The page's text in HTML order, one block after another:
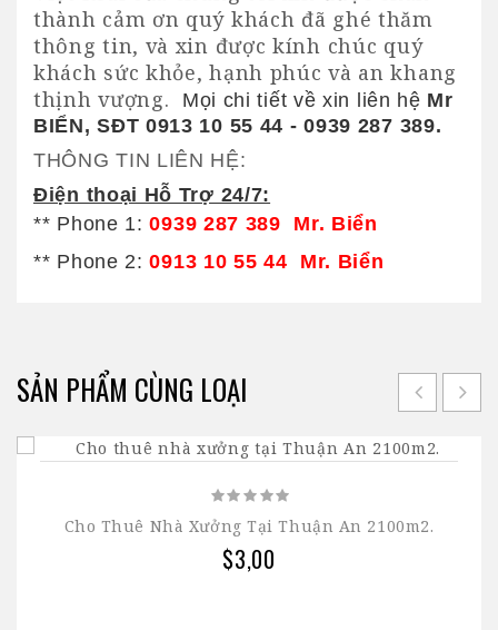
thành cảm ơn quý khách đã ghé thăm
thông tin, và xin được kính chúc quý
khách sức khỏe, hạnh phúc và an khang
thịnh vượng.
Mọi chi tiết về xin liên hệ Mr
BIỂN, SĐT 0913 10 55 44 - 0939 287 389.
THÔNG TIN LIÊN HỆ:
Điện thoại Hỗ Trợ 24/7:
** Phone 1: 0939 287 389 Mr. Biển
** Phone 2: 0913 10 55 44 Mr. Biển
SẢN PHẨM CÙNG LOẠI
Cho Thuê Nhà Xưởng Tại Thuận An 2100m2.
$3,00